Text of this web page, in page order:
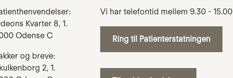
Kvarter 8, 1.
Odense C
og breve:
2, 1.
Vi har telefontid mellem 9.30 - 15.00
Ring til Patienterstatningen